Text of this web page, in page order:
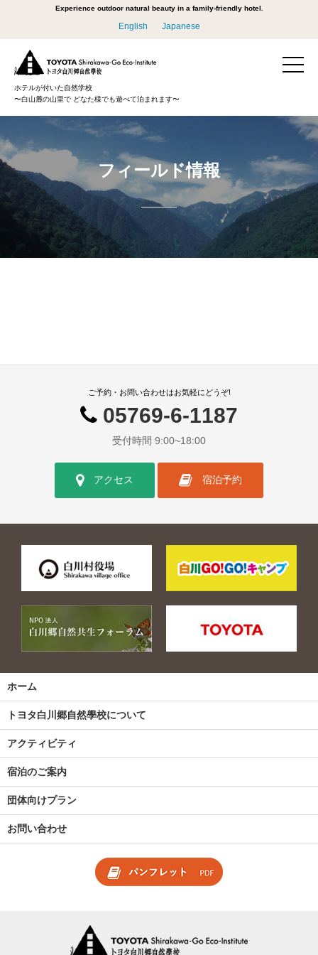
Experience outdoor natural beauty in a family-friendly hotel.
English Japanese
ホテルが付いた自然学校
〜白山麓の山里で どなた様でも遊べて泊まれます〜
フィールド情報
ご予約・お問い合わせはお気軽にどうぞ!
05769-6-1187
受付時間 9:00~18:00
アクセス 宿泊予約
ホーム
トヨタ白川郷自然學校について
アクティビティ
宿泊のご案内
団体向けプラン
お問い合わせ